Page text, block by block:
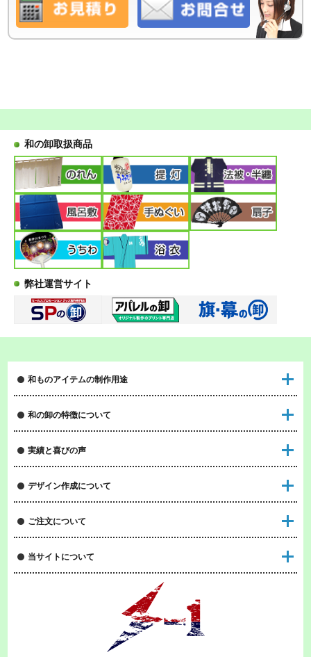
和の卸取扱商品
弊社運営サイト
和ものアイテムの制作用途
和の卸の特徴について
実績と喜びの声
デザイン作成について
ご注文について
当サイトについて